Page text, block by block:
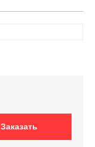
Заказать